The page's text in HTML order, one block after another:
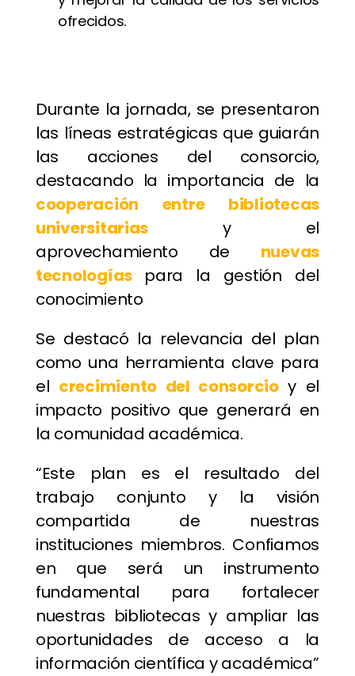
ofrecidos.
Durante la jornada, se presentaron
las líneas estratégicas que guiarán
las acciones del consorcio,
destacando la importancia de la
cooperación entre bibliotecas
universitarias y el
aprovechamiento de nuevas
tecnologías
para la gestión del
conocimiento
Se destacó la relevancia del plan
como una herramienta clave para
el crecimiento del consorcioy el
impacto positivo que generará en
la comunidad académica.
“Este plan es el resultado del
trabajo conjunto y la visión
compartida de nuestras
instituciones miembros. Confiamos
en que será un instrumento
fundamental para fortalecer
nuestras bibliotecas y ampliar las
oportunidades de acceso a la
información científica y académica”